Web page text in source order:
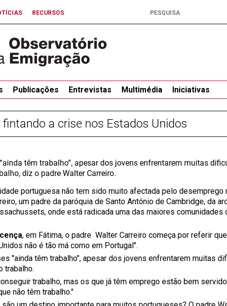
RECURSOS
Publicações Entrevistas Multimédia Iniciativas
a crise nos Estados Unidos
têm trabalho”, apesar dos jovens enfrentarem muitas
diz o padre Walter Carreiro.
portuguesa não tem sido muito afectada pelo desemprego
um padre da paróquia de Santo António de Cambridge, da
onde está radicada uma das maiores comunidades
, em Fátima, o padre Walter Carreiro começa por referir
não é tão má como em Portugal".
"ainda têm trabalho", apesar dos jovens enfrentarem muitas
trabalho.
trabalho, mas os que já têm emprego estão bem
não têm trabalho."